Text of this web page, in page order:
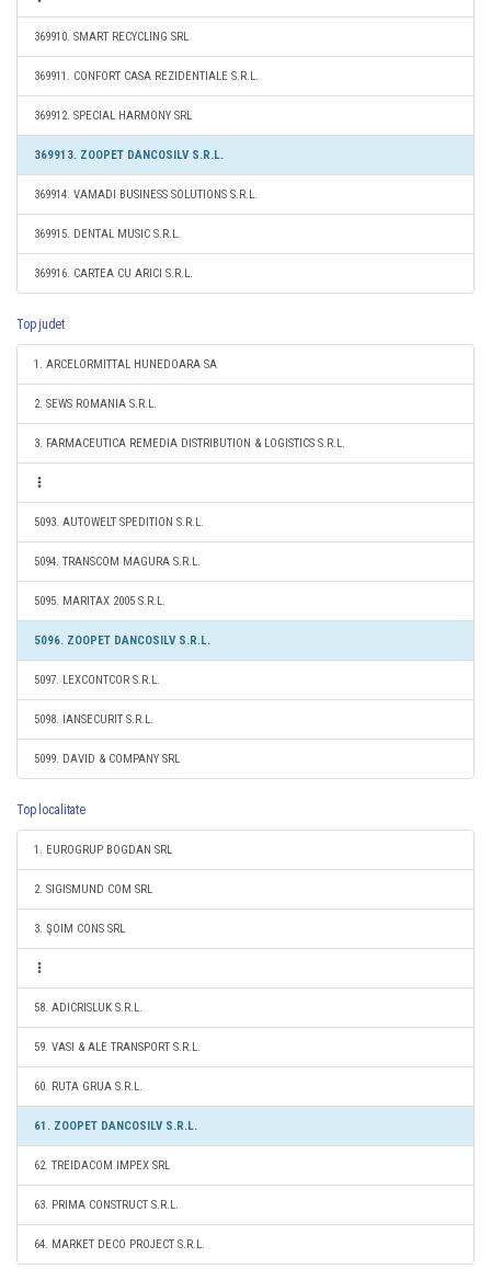
369910. SMART RECYCLING SRL
369911. CONFORT CASA REZIDENTIALE S.R.L.
369912. SPECIAL HARMONY SRL
369913. ZOOPET DANCOSILV S.R.L.
369914. VAMADI BUSINESS SOLUTIONS S.R.L.
369915. DENTAL MUSIC S.R.L.
369916. CARTEA CU ARICI S.R.L.
Top judet
1. ARCELORMITTAL HUNEDOARA SA
2. SEWS ROMANIA S.R.L.
3. FARMACEUTICA REMEDIA DISTRIBUTION & LOGISTICS S.R.L.
5093. AUTOWELT SPEDITION S.R.L.
5094. TRANSCOM MAGURA S.R.L.
5095. MARITAX 2005 S.R.L.
5096. ZOOPET DANCOSILV S.R.L.
5097. LEXCONTCOR S.R.L.
5098. IANSECURIT S.R.L.
5099. DAVID & COMPANY SRL
Top localitate
1. EUROGRUP BOGDAN SRL
2. SIGISMUND COM SRL
3. ŞOIM CONS SRL
58. ADICRISLUK S.R.L.
59. VASI & ALE TRANSPORT S.R.L.
60. RUTA GRUA S.R.L.
61. ZOOPET DANCOSILV S.R.L.
62. TREIDACOM IMPEX SRL
63. PRIMA CONSTRUCT S.R.L.
64. MARKET DECO PROJECT S.R.L.